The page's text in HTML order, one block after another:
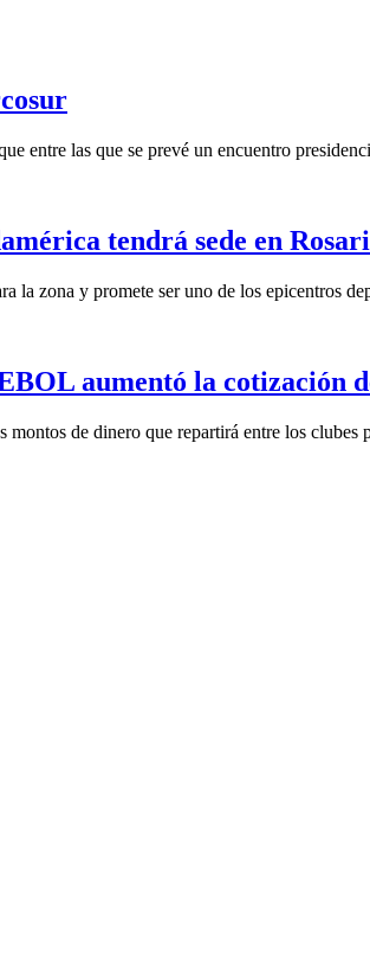
entre las que se prevé un encuentro
tendrá sede en
la zona y promete ser uno de los epicentros
aumentó la cotización
de dinero que repartirá entre los